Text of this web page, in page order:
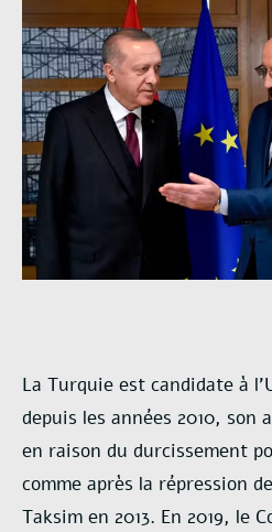
La Turquie est candidate à
depuis les années 2010, son
en raison du durcissement
comme après la répression
Taksim en 2013. En 2019, le